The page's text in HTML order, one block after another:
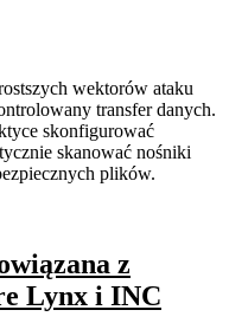
wektorów ataku
transfer danych.
skonfigurować
skanować nośniki
plików.
z
Lynx i INC